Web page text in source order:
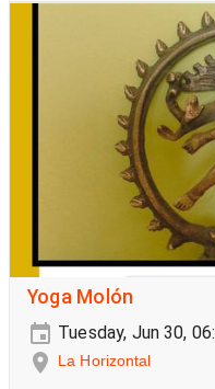
Yoga Molón
Tuesday, Jun 30,
La Horizontal